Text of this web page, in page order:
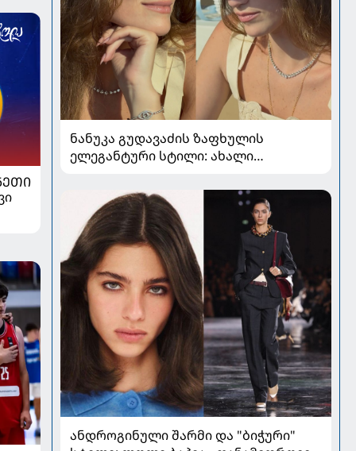
ნანუკა გუდავაძის ზაფხულის
ელეგანტური სტილი: ახალი
უნაკლო ბუნებრივობა
ანდროგინული შარმი და "ბიჭური"